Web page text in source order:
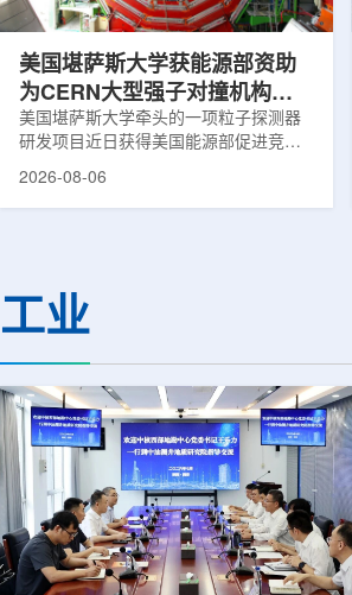
题...
美国堪萨斯大学获能源部资助
为CERN大型强子对撞机构建
新一代探测器
美国堪萨斯大学牵头的一项粒子探测器
研发项目近日获得美国能源部促进竞争
性研究的既定计划(DOE EPSCoR)资
萨斯大学物理与天文系教授迈克尔·默里
和堪萨斯大学杰出教授克里斯托夫·罗永
2026-08-06
工业